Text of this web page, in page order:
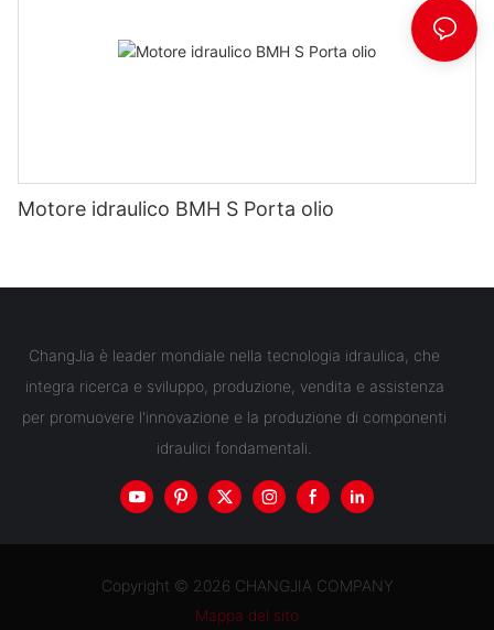
Motore idraulico BMH S Porta olio
ChangJia è leader mondiale nella tecnologia idraulica, che
integra ricerca e sviluppo, produzione, vendita e assistenza
per promuovere l'innovazione e la produzione di componenti
idraulici fondamentali.
Copyright © 2026 CHANGJIA COMPANY
Mappa del sito